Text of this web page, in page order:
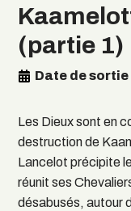
(partie 1)
Date de sortie
Les Dieux sont en
destruction de
Lancelot précipite
réunit ses
désabusés, autour